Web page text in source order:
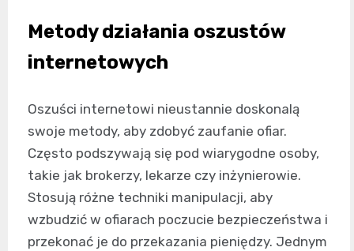
Metody działania oszustów
internetowych
Oszuści internetowi nieustannie doskonalą
swoje metody, aby zdobyć zaufanie ofiar.
Często podszywają się pod wiarygodne osoby,
takie jak brokerzy, lekarze czy inżynierowie.
Stosują różne techniki manipulacji, aby
wzbudzić w ofiarach poczucie bezpieczeństwa i
przekonać je do przekazania pieniędzy. Jednym